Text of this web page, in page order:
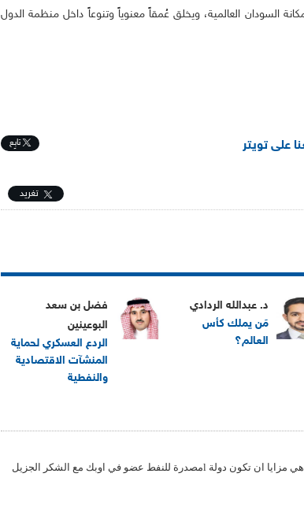
السودان العالمية، ويخلق عُمقاً معنوياً وتنوعاً داخل منظمة الدول
على تويتر تابِع
تغريد
د. عبدالله الردادي
مَن يملك كأس
العالم؟
فضل بن سعد
البوعينين
الردع العسكري لحماية
المنشآت الاقتصادية
والنفطية
ليتك يا دكتورانور ان تفيدنا ما هي مزايا ان تكون دولة lمصدرة للنفط عضو في اوبك مع الشكر الجزيل